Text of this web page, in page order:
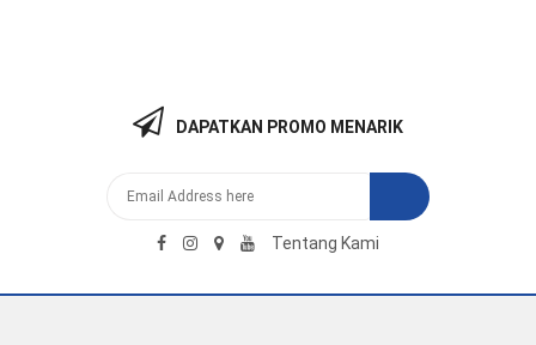
DAPATKAN PROMO MENARIK
Tentang Kami